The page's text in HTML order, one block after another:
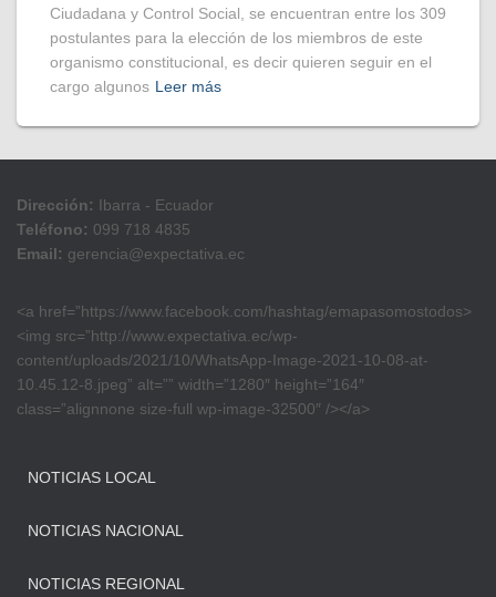
Ciudadana y Control Social, se encuentran entre los 309
postulantes para la elección de los miembros de este
organismo constitucional, es decir quieren seguir en el
cargo algunos Leer más
Dirección: Ibarra - Ecuador
Teléfono: 099 718 4835
Email: gerencia@expectativa.ec
<a href=”https://www.facebook.com/hashtag/emapasomostodos>
<img src=”http://www.expectativa.ec/wp-
content/uploads/2021/10/WhatsApp-Image-2021-10-08-at-
10.45.12-8.jpeg” alt=”” width=”1280″ height=”164″
class=”alignnone size-full wp-image-32500″ /></a>
NOTICIAS LOCAL
NOTICIAS NACIONAL
NOTICIAS REGIONAL